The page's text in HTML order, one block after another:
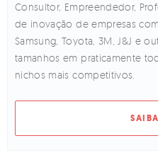
Consultor, Empreendedor,
de inovação de empresas
Samsung, Toyota, 3M, J&J e
tamanhos em praticamente
nichos mais competitivos.